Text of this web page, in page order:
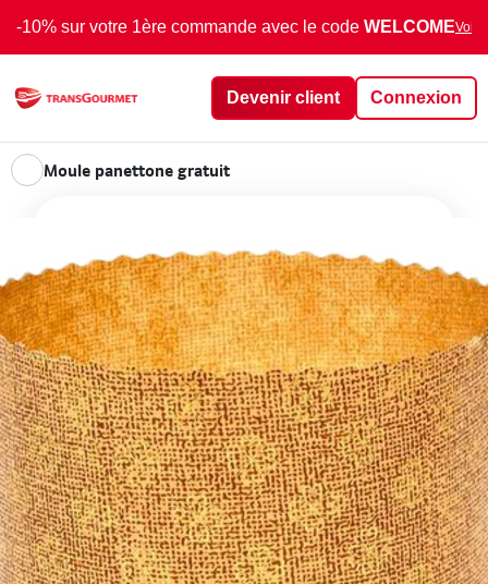
-10% sur votre 1ère commande avec le code WELCOMEVoir
Devenir client Connexion
Moule panettone gratuit